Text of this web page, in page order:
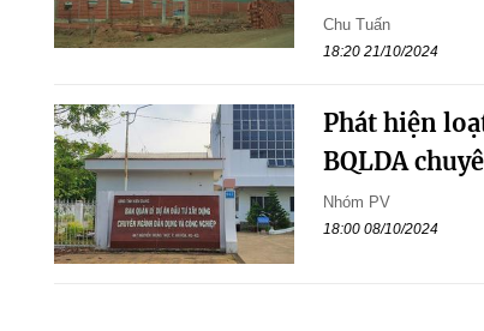
Chu Tuấn
18:20 21/10/2024
Phát hiện
BQLDA
Nhóm PV
18:00 08/10/2024